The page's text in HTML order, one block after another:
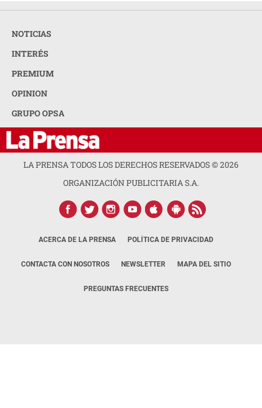
NOTICIAS
INTERÉS
PREMIUM
OPINION
GRUPO OPSA
LA PRENSA TODOS LOS DERECHOS RESERVADOS ©2026
ORGANIZACIÓN PUBLICITARIA S.A.
ACERCA DE LA PRENSA POLÍTICA DE PRIVACIDAD
CONTACTA CON NOSOTROS NEWSLETTER MAPA DEL SITIO
PREGUNTAS FRECUENTES